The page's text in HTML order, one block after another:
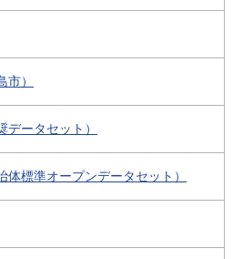
）
ータセット）
標準オープンデータセット）